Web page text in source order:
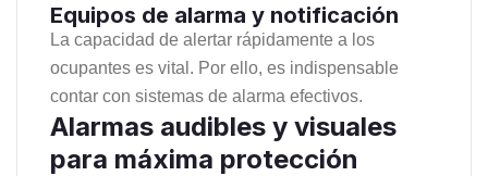
Equipos de alarma y notificación
La capacidad de alertar rápidamente a los
ocupantes es vital. Por ello, es indispensable
contar con sistemas de alarma efectivos.
Alarmas audibles y visuales
para máxima protección